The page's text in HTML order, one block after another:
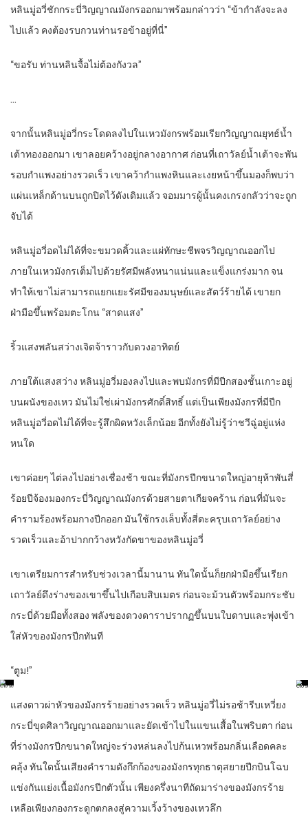
หลินมู่อวี่ชักกระบี่วิญญาณมังกรออกมาพร้อมกล่าวว่า “ข้ากำลังจะลง
ไปแล้ว คงต้องรบกวนท่านรอข้าอยู่ที่นี่”
“ขอรับ ท่านหลินจื้อไม่ต้องกังวล”
…
จากนั้นหลินมู่อวี่กระโดดลงไปในเหวมังกรพร้อมเรียกวิญญาณยุทธ์น้ำ
เต้าทองออกมา เขาลอยคว้างอยู่กลางอากาศ ก่อนที่เถาวัลย์น้ำเต้าจะพัน
รอบกำแพงอย่างรวดเร็ว เขาคว้ากำแพงหินและเงยหน้าขึ้นมองก็พบว่า
แผ่นเหล็กด้านบนถูกปิดไว้ดังเดิมแล้ว จอมมารผู้นั้นคงเกรงกลัวว่าจะถูก
จับได้
หลินมู่อวี่อดไม่ได้ที่จะขมวดคิ้วและแผ่ทักษะชีพจรวิญญาณออกไป
ภายในเหวมังกรเต็มไปด้วยรัศมีพลังหนาแน่นและแข็งแกร่งมาก จน
ทำให้เขาไม่สามารถแยกแยะรัศมีของมนุษย์และสัตว์ร้ายได้ เขายก
ฝ่ามือขึ้นพร้อมตะโกน “สาดแสง”
ริ้วแสงพลันสว่างเจิดจ้าราวกับดวงอาทิตย์
ภายใต้แสงสว่าง หลินมู่อวี่มองลงไปและพบมังกรที่มีปีกสองชั้นเกาะอยู่
บนผนังของเหว มันไม่ใช่เผ่ามังกรศักดิ์สิทธิ์ แต่เป็นเพียงมังกรที่มีปีก
หลินมู่อวี่อดไม่ได้ที่จะรู้สึกผิดหวังเล็กน้อย อีกทั้งยังไม่รู้ว่าชวีฉู่อยู่แห่ง
หนใด
เขาค่อยๆ ไต่ลงไปอย่างเชื่องช้า ขณะที่มังกรปีกขนาดใหญ่อายุห้าพันสี่
ร้อยปีจ้องมองกระบี่วิญญาณมังกรด้วยสายตาเกียจคร้าน ก่อนที่มันจะ
คำรามร้องพร้อมกางปีกออก มันใช้กรงเล็บทั้งสี่ตะครุบเถาวัลย์อย่าง
รวดเร็วและอ้าปากกว้างหวังกัดขาของหลินมู่อวี่
เขาเตรียมการสำหรับช่วงเวลานี้มานาน ทันใดนั้นก็ยกฝ่ามือขึ้นเรียก
เถาวัลย์ดึงร่างของเขาขึ้นไปเกือบสิบเมตร ก่อนจะม้วนตัวพร้อมกระชับ
กระบี่ด้วยมือทั้งสอง พลังของดวงดาราปรากฏขึ้นบนใบดาบและพุ่งเข้า
ใส่หัวของมังกรปีกทันที
“ตูม!”
แสงดาวผ่าหัวของมังกรร้ายอย่างรวดเร็ว หลินมู่อวี่ไม่รอช้ารีบเหวี่ยง
กระบี่ขุดศิลาวิญญาณออกมาและยัดเข้าไปในแขนเสื้อในพริบตา ก่อน
ที่ร่างมังกรปีกขนาดใหญ่จะร่วงหล่นลงไปก้นเหวพร้อมกลิ่นเลือดคละ
คลุ้ง ทันใดนั้นเสียงคำรามดังกึกก้องของมังกรทุกธาตุสยายปีกบินโฉบ
แข่งกันแย่งเนื้อมังกรปีกตัวนั้น เพียงครึ่งนาทีถัดมาร่างของมังกรร้าย
เหลือเพียงกองกระดูกตกลงสู่ความเวิ้งว้างของเหวลึก